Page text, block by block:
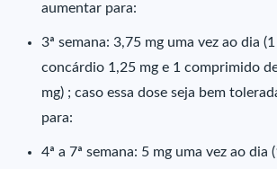
aumentar para:
3ª semana: 3,75 mg uma vez ao dia
concárdio 1,25 mg e 1 comprimido
mg) ; caso essa dose seja bem
para:
4ª a 7ª semana: 5 mg uma vez ao dia